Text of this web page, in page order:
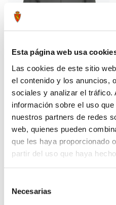
Esta página web usa
Las cookies de este sitio
el contenido y los anuncios,
sociales y analizar el tráfico.
información sobre el uso
nuestros partners de redes
web, quienes pueden
que les haya proporcionado
partir del uso que haya
Necesarias
CHUBASQUERO TÉCNICO
ADULTO 24/25
47,99 €
79,99 €